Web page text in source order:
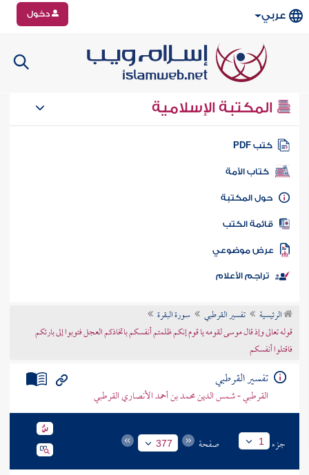
عربي دخول
المكتبة الإسلامية
كتب PDF
كتاب الأمة
المكتبة
الكتب
موضوعي
تراجم الأعلام
الرئيسية تفسير القرطبي
سورة البقرة
قوله تعالى وإذ قال موسى لقومه يا قوم إنكم ظلمتم أنفسكم باتخاذكم العجل فتوبوا إلى بارئكم
فاقتلوا أنفسكم
تفسير القرطبي
القرطبي - شمس الدين محمد بن أحمد الأنصاري القرطبي
جزء 1 صفحة 377